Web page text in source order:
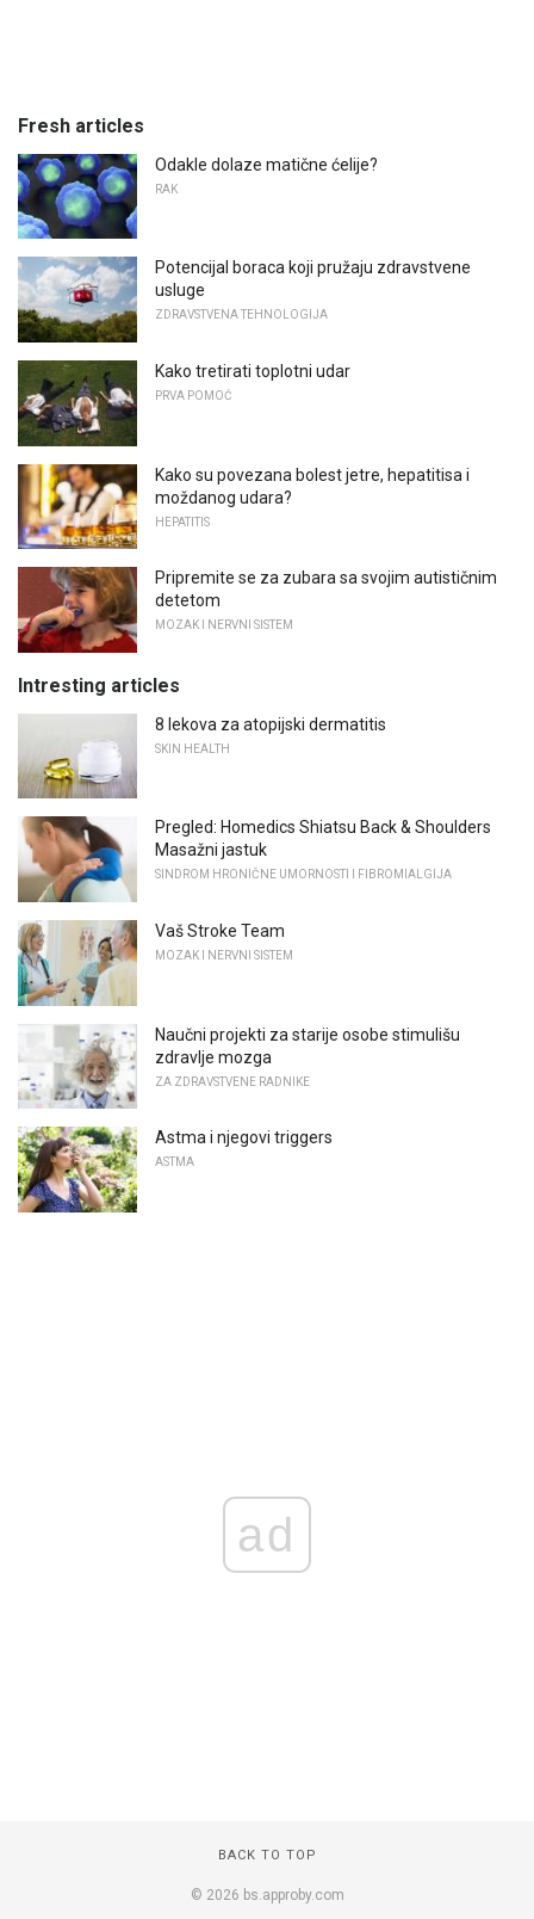
Fresh articles
Odakle dolaze matične ćelije?
RAK
Potencijal boraca koji pružaju zdravstvene
usluge
ZDRAVSTVENA TEHNOLOGIJA
Kako tretirati toplotni udar
PRVA POMOĆ
Kako su povezana bolest jetre, hepatitisa i
moždanog udara?
HEPATITIS
Pripremite se za zubara sa svojim autističnim
detetom
MOZAK I NERVNI SISTEM
Intresting articles
8 lekova za atopijski dermatitis
SKIN HEALTH
Pregled: Homedics Shiatsu Back & Shoulders
Masažni jastuk
SINDROM HRONIČNE UMORNOSTI I FIBROMIALGIJA
Vaš Stroke Team
MOZAK I NERVNI SISTEM
Naučni projekti za starije osobe stimulišu
zdravlje mozga
ZA ZDRAVSTVENE RADNIKE
Astma i njegovi triggers
ASTMA
ad
BACK TO TOP
© 2026 bs.approby.com